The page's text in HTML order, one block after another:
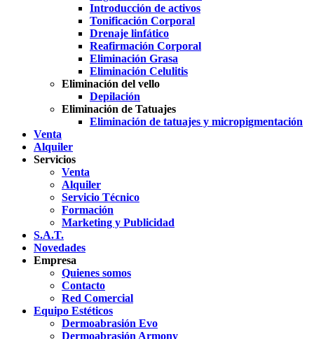
Introducción de activos
Tonificación Corporal
Drenaje linfático
Reafirmación Corporal
Eliminación Grasa
Eliminación Celulitis
Eliminación del vello
Depilación
Eliminación de Tatuajes
Eliminación de tatuajes y micropigmentación
Venta
Alquiler
Servicios
Venta
Alquiler
Servicio Técnico
Formación
Marketing y Publicidad
S.A.T.
Novedades
Empresa
Quienes somos
Contacto
Red Comercial
Equipo Estéticos
Dermoabrasión Evo
Dermoabrasión Armony